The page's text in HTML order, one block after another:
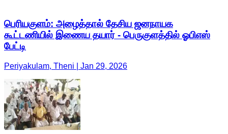
பெரியகுளம்: அழைத்தால் தேசிய ஜனநாயக
கூட்டணியில் இணைய தயார் - பெருகுளத்தில் ஓபிஎஸ்
பேட்டி
Periyakulam, Theni | Jan 29, 2026